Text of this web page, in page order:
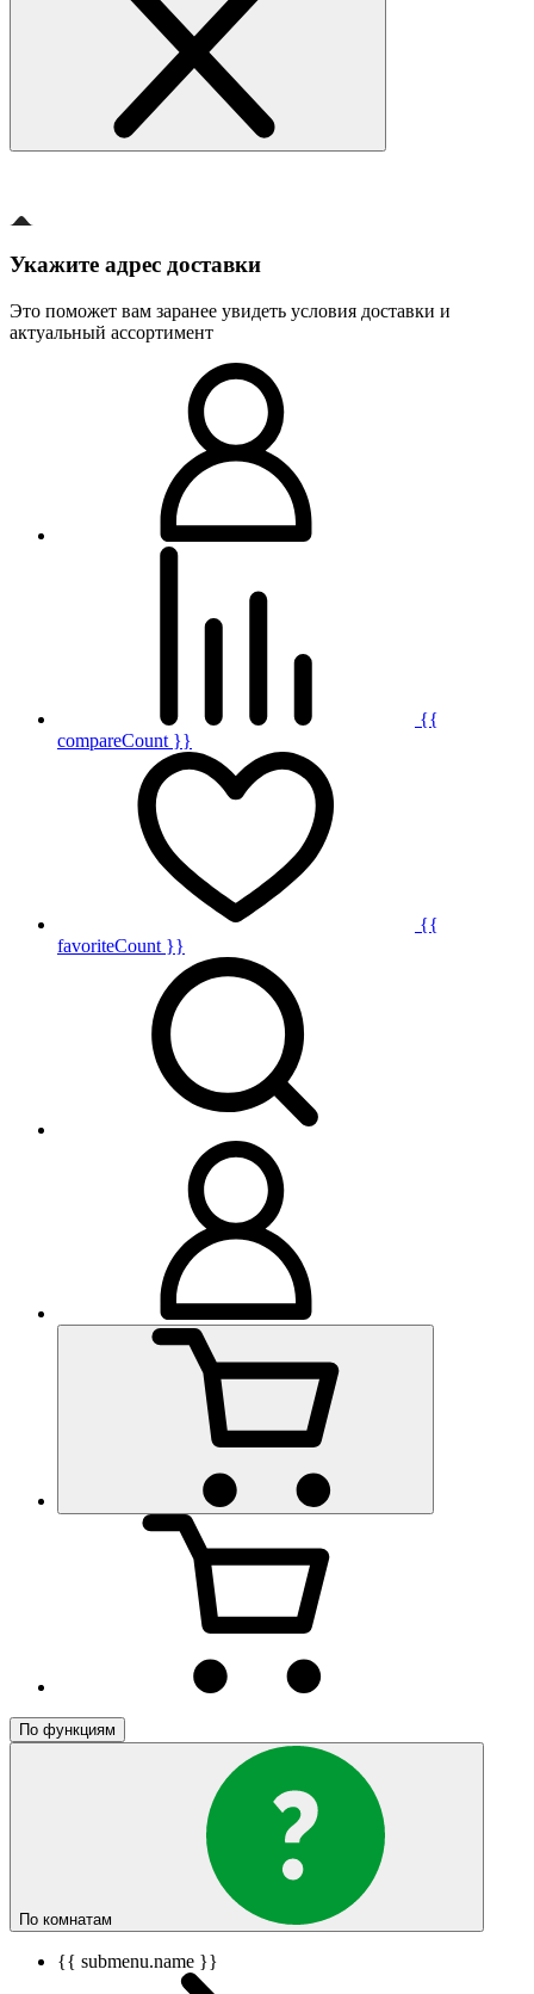
Укажите адрес доставки
Это поможет вам заранее увидеть условия доставки и
актуальный ассортимент
{{
compareCount }}
{{
favoriteCount }}
По функциям
По комнатам
{{ submenu.name }}